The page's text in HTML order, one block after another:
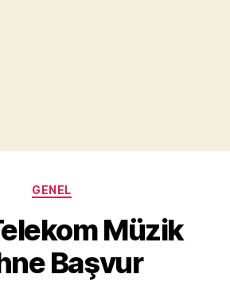
Kategoriler
GENEL
Müzik
Başvur